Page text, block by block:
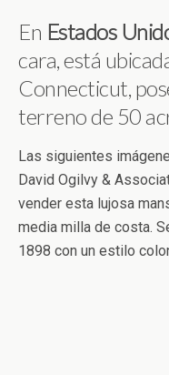
En Estados
cara, está
Connecticut,
terreno de 50
Las siguientes
David Ogilvy &
vender esta lujosa
media milla de costa.
1898 con un estilo